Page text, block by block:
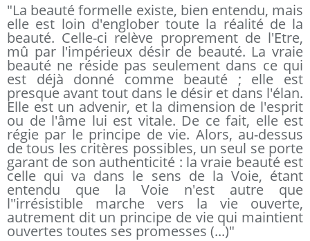
"La beauté formelle existe, bien entendu, mais
elle est loin d'englober toute la réalité de la
beauté. Celle-ci relève proprement de l'Etre,
mû par l'impérieux désir de beauté. La vraie
beauté ne réside pas seulement dans ce qui
est déjà donné comme beauté ; elle est
presque avant tout dans le désir et dans l'élan.
Elle est un advenir, et la dimension de l'esprit
ou de l'âme lui est vitale. De ce fait, elle est
régie par le principe de vie. Alors, au-dessus
de tous les critères possibles, un seul se porte
garant de son authenticité : la vraie beauté est
celle qui va dans le sens de la Voie, étant
entendu que la Voie n'est autre que
l''irrésistible marche vers la vie ouverte,
autrement dit un principe de vie qui maintient
ouvertes toutes ses promesses (...)"